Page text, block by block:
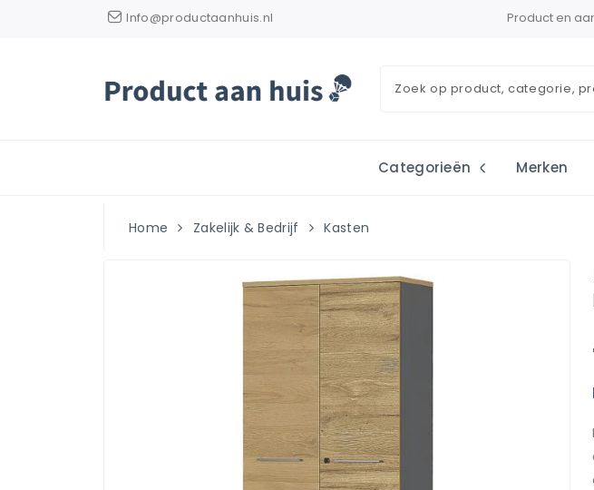
Info@productaanhuis.nl Product en
Categorieën Merken
Home Zakelijk & Bedrijf Kasten